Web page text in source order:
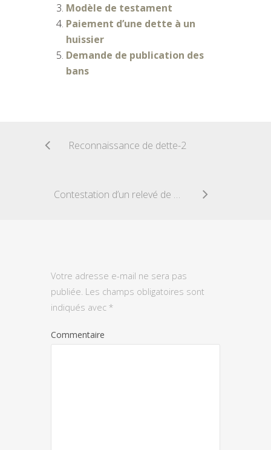
Modèle de testament
Paiement d’une dette à un
huissier
Demande de publication des
bans
Reconnaissance de dette-2
Contestation d’un relevé de compte
Votre adresse e-mail ne sera pas
publiée. Les champs obligatoires sont
indiqués avec *
Commentaire